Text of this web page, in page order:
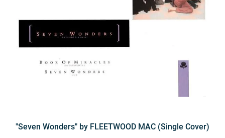
"Seven Wonders" by FLEETWOOD MAC (Single Cover)